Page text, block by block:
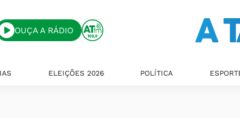
OUÇA A RÁDIO
ELEIÇÕES 2026 POLÍTICA